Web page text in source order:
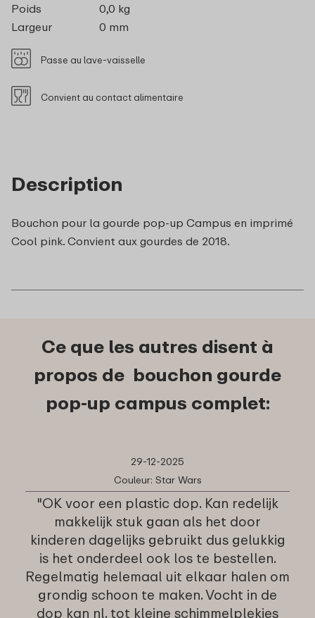
Description
Bouchon pour la gourde pop-up Campus en imprimé
Cool pink. Convient aux gourdes de 2018.
Poids
0,0 kg
Largeur
0 mm
Passe au lave-vaisselle
Convient au contact alimentaire
Ce que les autres disent à
propos de bouchon gourde
pop-up campus complet:
29-12-2025
Couleur: Star Wars
"OK voor een plastic dop. Kan redelijk
makkelijk stuk gaan als het door
kinderen dagelijks gebruikt dus gelukkig
is het onderdeel ook los te bestellen.
Regelmatig helemaal uit elkaar halen om
grondig schoon te maken. Vocht in de
dop kan nl. tot kleine schimmelplekjes